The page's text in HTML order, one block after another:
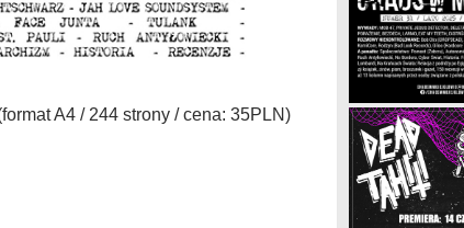
A4 / 244 strony / cena: 35PLN)